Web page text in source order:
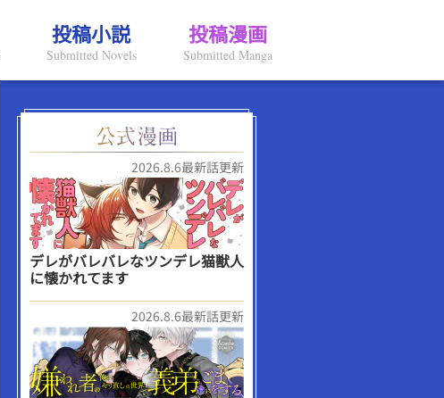
投稿小説
Submitted Novels
投稿漫画
Submitted Manga
2026.8.6最新話更新
デレがバレバレなツンデレ猫獣人
に懐かれてます
2026.8.6最新話更新